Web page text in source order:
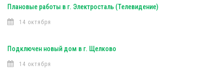
Плановые работы в г. Электросталь (Телевидение)
14 октября
Подключен новый дом в г. Щелково
14 октября